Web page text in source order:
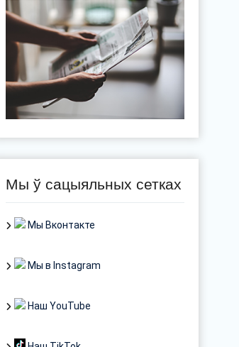
Мы ў сацыяльных сетках
Мы Вконтакте
Мы в Instagram
Наш YouTube